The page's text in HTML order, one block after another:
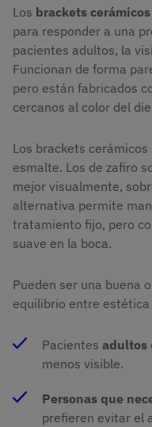
Los brackets cerámicos
para responder a una
pacientes adultos, la
Funcionan de forma
pero están fabricados
cercanos al color del
Los brackets
esmalte. Los de zafiro
mejor visualmente,
alternativa permite
tratamiento fijo, pero
suave en la boca.
Pueden ser una buena
equilibrio entre
Pacientes adultos
menos visible.
Personas que
prefieren evitar el